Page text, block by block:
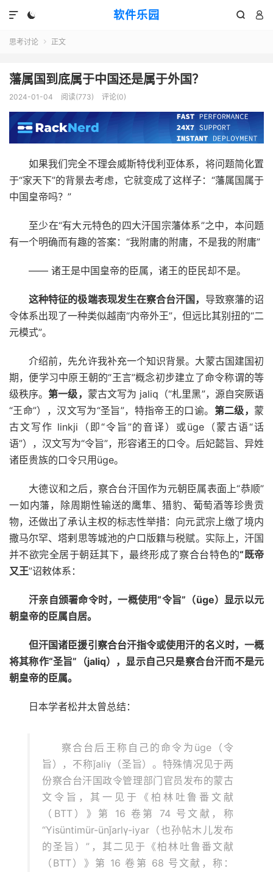
软件乐园 
 

思考讨论  正文
藩属国到底属于中国还是属于外国？
2024-01-04 阅读(773) 评论(0)
如果我们完全不理会威斯特伐利亚体系，将问题简化置
于“家天下”的背景去考虑，它就变成了这样子：“藩属国属于
中国皇帝吗？”
至少在“有大元特色的四大汗国宗藩体系”之中，本问题
有一个明确而有趣的答案：“我附庸的附庸，不是我的附庸”
—— 诸王是中国皇帝的臣属，诸王的臣民却不是。
这种特征的极端表现发生在察合台汗国， 导致察藩的诏
令体系出现了一种类似越南“内帝外王”，但远比其别扭的“二
元模式”。
介绍前，先允许我补充一个知识背景。大蒙古国建国初
期，便学习中原王朝的“王言”概念初步建立了命令称谓的等
级秩序。第一级， 蒙古文写为 jaliq（“札里黑”，源自突厥语
“王命”），汉文写为“圣旨”，特指帝王的口谕。 第二级，蒙
古文写作 linkji（即“令旨”的音译）或üge（蒙古语“话
语”），汉文写为“令旨”，形容诸王的口令。后妃懿旨、异姓
诸臣贵族的口令只用üge。
大德议和之后，察合台汗国作为元朝臣属表面上“恭顺”
一如内藩，除周期性输送的鹰隼、猎豹、葡萄酒等珍贵贡
物，还做出了承认主权的标志性举措：向元武宗上缴了境内
撒马尔罕、塔剌思等城池的户口版籍与税赋。实际上，汗国
并不欲完全居于朝廷其下，最终形成了察合台特色的“既帝
又王”诏敕体系：
汗亲自颁署命令时，一概使用“令旨”（üge）显示以元
朝皇帝的臣属自居。
但汗国诸臣援引察合台汗指令或使用汗的名义时，一概
将其称作“圣旨”（jaliq），显示自己只是察合台汗而不是元
朝皇帝的臣属。
日本学者松井太曾总结：
察合台后王称自己的命令为üge（令
旨），不称ǰaliγ（圣旨）。特殊情况见于两
份察合台汗国政令管理部门官员发布的蒙古
文令旨，其一见于《柏林吐鲁番文献
（BTT）》第 16 卷第 74 号文献，称
“Yisüntimür-ünǰarlγ-iyar（也孙帖木儿发布
的圣旨）”，其二见于《柏林吐鲁番文献
（BTT）》第 16 卷第 68 号文献，称：